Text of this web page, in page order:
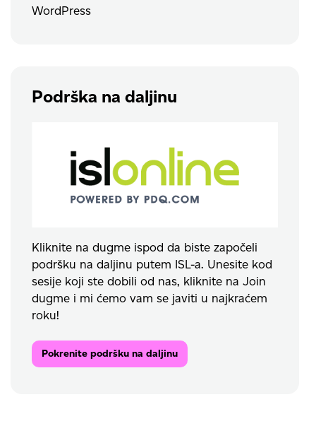
WordPress
Podrška na daljinu
Kliknite na dugme ispod da biste započeli
podršku na daljinu putem ISL-a. Unesite kod
sesije koji ste dobili od nas, kliknite na Join
dugme i mi ćemo vam se javiti u najkraćem
roku!
Pokrenite podršku na daljinu